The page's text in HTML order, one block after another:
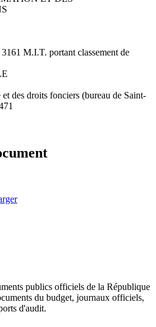
M.I.T. portant classement de
des droits fonciers (bureau de Saint-
publics officiels de la République
du budget, journaux officiels,
d'audit.